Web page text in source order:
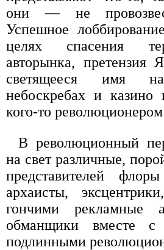
они — не
Успешное
целях спасения
авторынка, претензия
светящееся имя
небоскребах и казино
кого-то
В революционный
на свет различные,
представителей
архаисты,
гончими рекламные
обманщики вместе
подлинными